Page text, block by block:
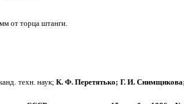
от торца штанги.
техн. наук; К. Ф. Перетятько; Г. И.